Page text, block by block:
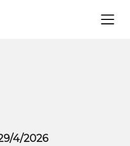
×
4/2026